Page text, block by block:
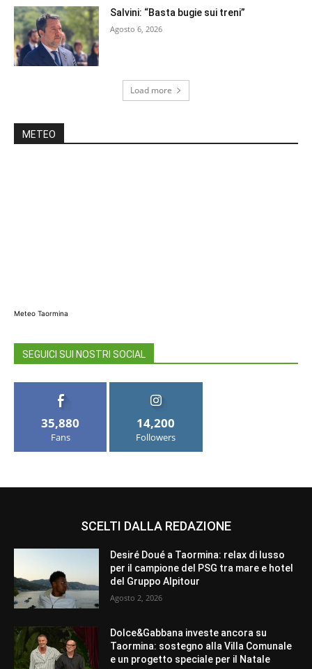
Salvini: “Basta bugie sui treni”
Agosto 6, 2026
Load more
METEO
Meteo Taormina
SEGUICI SUI NOSTRI SOCIAL
35,880
Fans
14,200
Followers
SCELTI DALLA REDAZIONE
Desiré Doué a Taormina: relax di lusso
per il campione del PSG tra mare e hotel
del Gruppo Alpitour
Agosto 2, 2026
Dolce&Gabbana investe ancora su
Taormina: sostegno alla Villa Comunale
e un progetto speciale per il Natale